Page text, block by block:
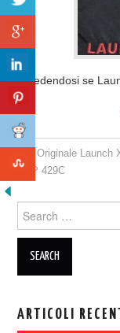
Chiedendosi se
Originale Launch
CRP 429C
Search for:
ARTICOLI